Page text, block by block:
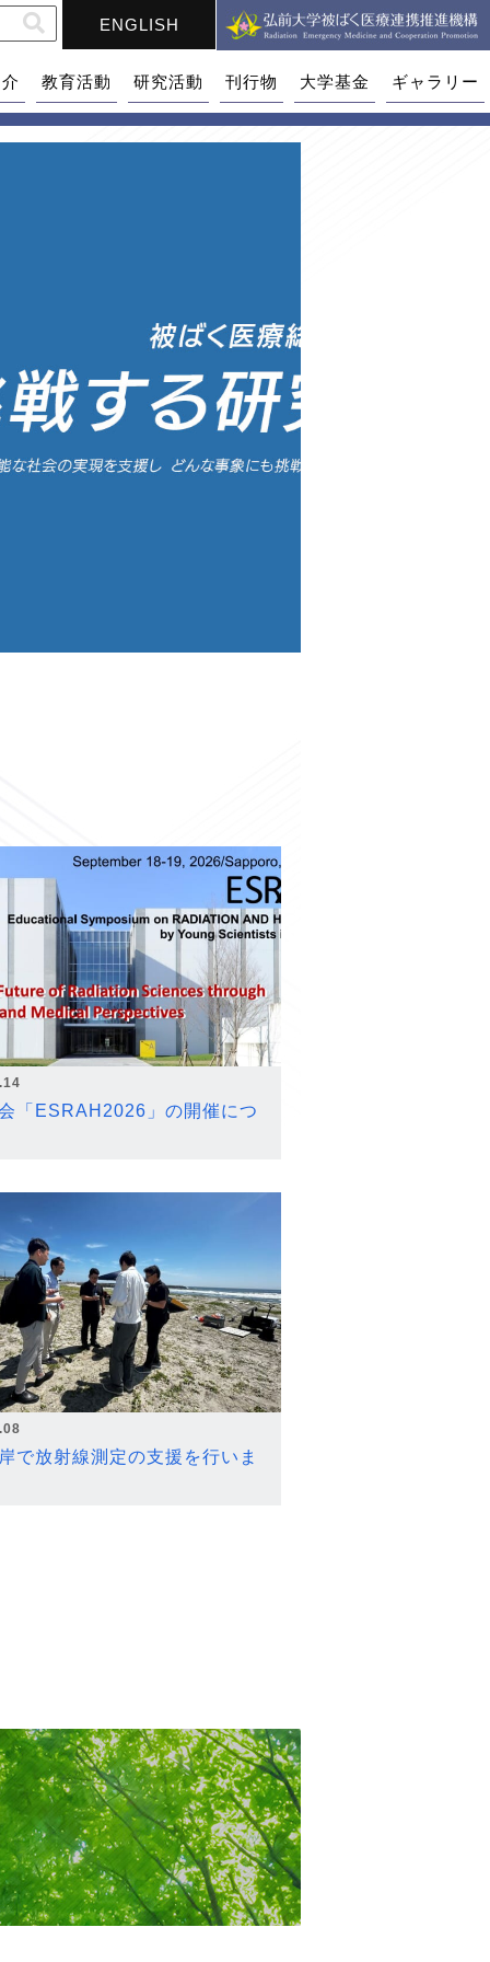
ENGLISH
教育活動 研究活動 刊行物 大学基金 ギャラリー
「ESRAH2026」の開催につ
で放射線測定の支援を行いま